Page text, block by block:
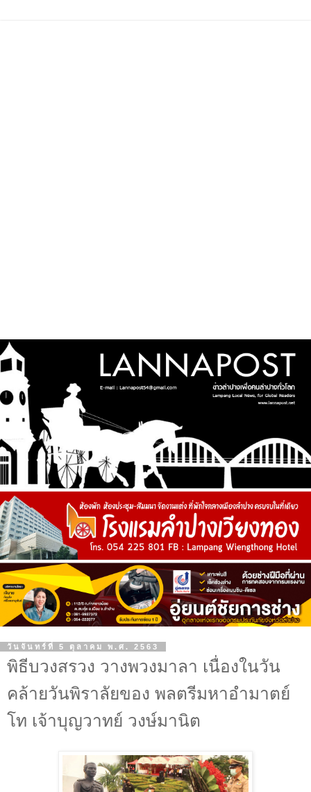
วันจันทร์ที่ 5 ตุลาคม พ.ศ. 2563
พิธีบวงสรวง วางพวงมาลา เนื่องในวัน
คล้ายวันพิราลัยของ พลตรีมหาอำมาตย์
โท เจ้าบุญวาทย์ วงษ์มานิต